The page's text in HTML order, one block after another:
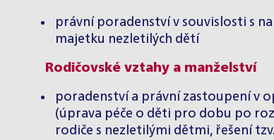
právní poradenství v souvislosti s
majetku nezletilých dětí
Rodičovské vztahy a manželství
poradenství a právní zastoupení v
(úprava péče o děti pro dobu po
rodiče s nezletilými dětmi, řešení